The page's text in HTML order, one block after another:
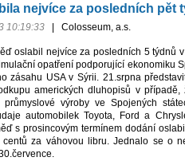
nejvíce za posledních pět
10:19:33 Colosseum, a.s.
oslabil nejvíce za posledních 5 týdnů
opatření podporující ekonomiku
zásahu USA v Sýrii. 21.srpna
amerických dluhopisů v
průmyslové výroby ve Spojených
automobilek Toyota, Ford a
s prosincovým termínem dodání
za váhovou libru. Jednalo se o